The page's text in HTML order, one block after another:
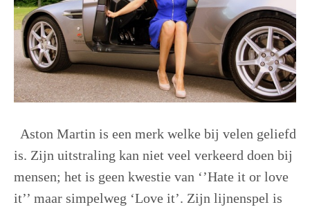
Aston Martin is een merk welke bij velen geliefd
is. Zijn uitstraling kan niet veel verkeerd doen bij
mensen; het is geen kwestie van ‘’Hate it or love
it’’ maar simpelweg ‘Love it’. Zijn lijnenspel is